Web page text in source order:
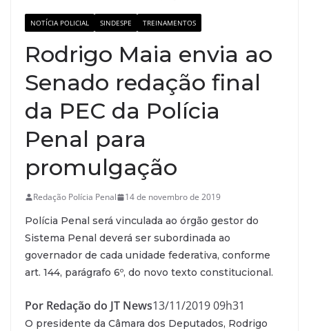
NOTÍCIA POLICIAL SINDESPE TREINAMENTOS
Rodrigo Maia envia ao
Senado redação final
da PEC da Polícia
Penal para
promulgação
Redação Polícia Penal 14 de novembro de 2019
Polícia Penal será vinculada ao órgão gestor do
Sistema Penal deverá ser subordinada ao
governador de cada unidade federativa, conforme
art. 144, parágrafo 6º, do novo texto constitucional.
Por Redação do JT News13/11/2019 09h31
O presidente da Câmara dos Deputados, Rodrigo